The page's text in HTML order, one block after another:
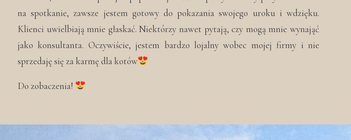
na spotkanie, zawsze jestem gotowy do pokazania swojego uroku i wdzięku.
Klienci uwielbiają mnie głaskać. Niektórzy nawet pytają, czy mogą mnie wynająć
jako konsultanta. Oczywiście, jestem bardzo lojalny wobec mojej firmy i nie
sprzedaję się za karmę dla kotów
Do zobaczenia!